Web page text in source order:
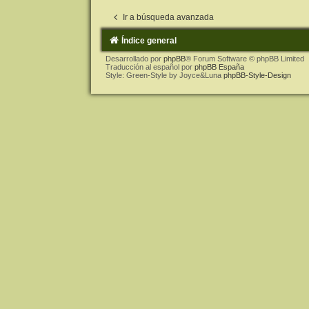
Ir a búsqueda avanzada
Índice general
Desarrollado por phpBB® Forum Software © phpBB Limited
Traducción al español por phpBB España
Style: Green-Style by Joyce&Luna phpBB-Style-Design